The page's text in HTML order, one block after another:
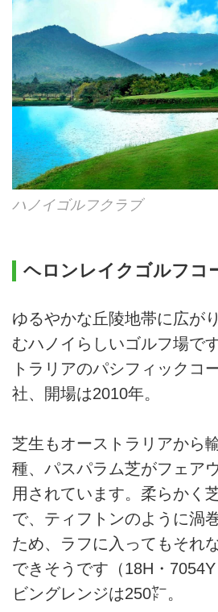
ハノイゴルフクラブ
ヘロンレイクゴルフコ
ゆるやかな丘陵地帯に広が
むハノイらしいゴルフ場で
トラリアのパシフィックコ
社、開場は2010年。
芝生もオーストラリアから
種、パスパラム芝がフェア
用されています。柔らかく
で、ティフトンのように渦
ため、ラフに入ってもそれ
できそうです（18H・
ビングレンジは250㍎。